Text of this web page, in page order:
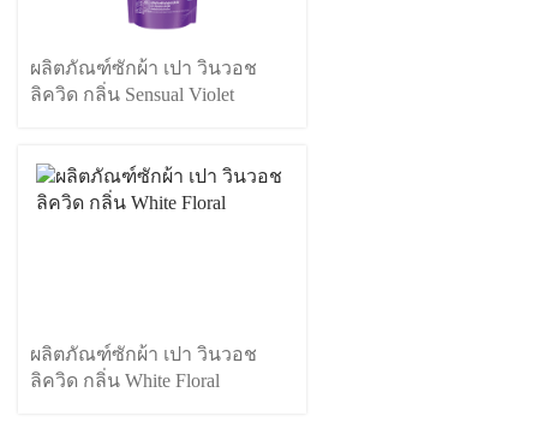
ผลิตภัณฑ์ซักผ้า เปา วินวอช
ลิควิด กลิ่น Sensual Violet
ผลิตภัณฑ์ซักผ้า เปา วินวอช
ลิควิด กลิ่น White Floral